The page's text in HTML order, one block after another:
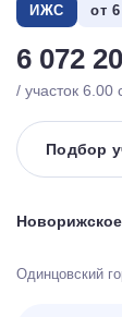
ИЖС от
6 072
/ участок 6.00
Подбор
Одинцовский